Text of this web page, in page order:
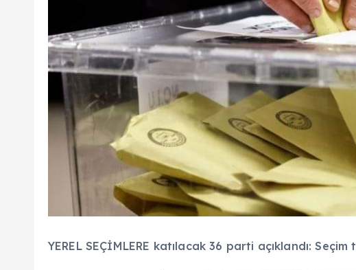
YEREL SEÇİMLERE katılacak 36 parti açıklandı: